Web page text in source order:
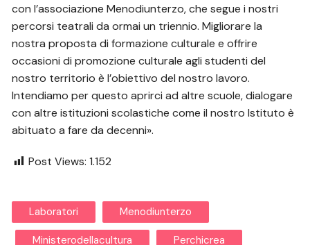
con l’associazione Menodiunterzo, che segue i nostri
percorsi teatrali da ormai un triennio. Migliorare la
nostra proposta di formazione culturale e offrire
occasioni di promozione culturale agli studenti del
nostro territorio è l’obiettivo del nostro lavoro.
Intendiamo per questo aprirci ad altre scuole, dialogare
con altre istituzioni scolastiche come il nostro Istituto è
abituato a fare da decenni».
Post Views: 1.152
Laboratori Menodiunterzo
Ministerodellacultura Perchicrea